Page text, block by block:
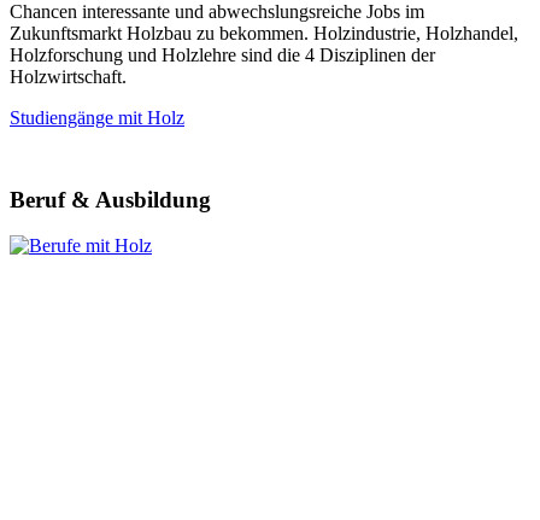
Chancen interessante und abwechslungsreiche Jobs im
Zukunftsmarkt Holzbau zu bekommen. Holzindustrie, Holzhandel,
Holzforschung und Holzlehre sind die 4 Disziplinen der
Holzwirtschaft.
Studiengänge mit Holz
Beruf & Ausbildung